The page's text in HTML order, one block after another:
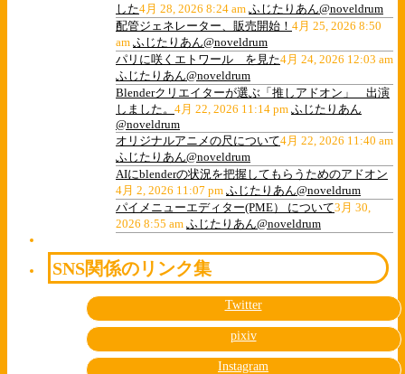
した4月 28, 2026 8:24 am ふじたりあん@noveldrum
配管ジェネレーター、販売開始！ 4月 25, 2026 8:50
am ふじたりあん@noveldrum
パリに咲くエトワール を見た4月 24, 2026 12:03 am
ふじたりあん@noveldrum
Blenderクリエイターが選ぶ「推しアドオン」 出演
しました。 4月 22, 2026 11:14 pm ふじたりあん
@noveldrum
オリジナルアニメの尺について4月 22, 2026 11:40 am
ふじたりあん@noveldrum
AIにblenderの状況を把握してもらうためのアドオン
4月 2, 2026 11:07 pm ふじたりあん@noveldrum
パイメニューエディター(PME） について3月 30,
2026 8:55 am ふじたりあん@noveldrum
SNS関係のリンク集
Twitter
pixiv
Instagram